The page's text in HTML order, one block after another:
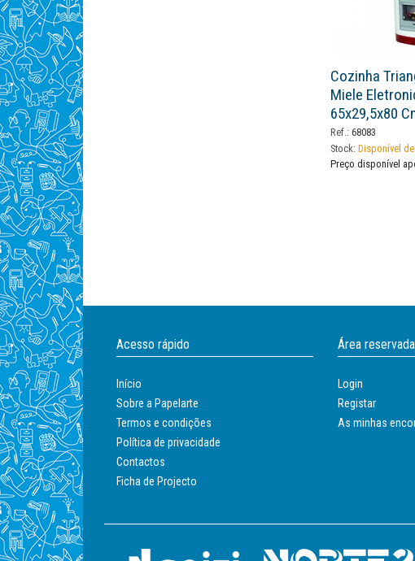
Cozinha
Miele
65x29,5x80
Ref.:68083
Stock: Disponível
Preço disponível
Acesso rápido
Início
Sobre a Papelarte
Termos e condições
Política de privacidade
Contactos
Ficha de Projecto
Área reservada
Login
Registar
As minhas